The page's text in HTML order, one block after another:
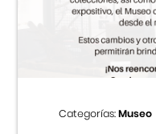
Centro Cultural
Museo de la
Categorías:Museo